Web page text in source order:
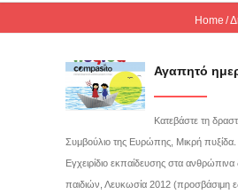
Home
Αγαπητό
Κατεβάστε τη
Συμβούλιο της Ευρώπης, Μικρή πυξίδα.
Εγχειρίδιο εκπαίδευσης στα ανθρώπινα
παιδιών, Λευκωσία 2012 (προσβάσιμη